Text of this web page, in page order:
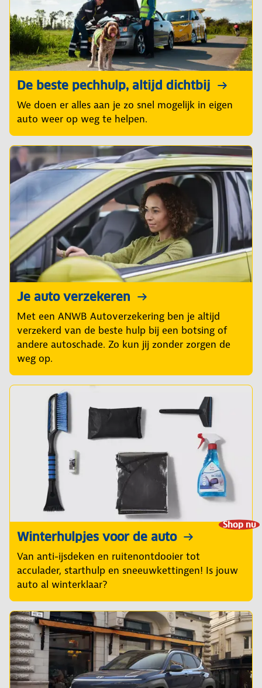
De beste pechhulp, altijd dichtbij
We doen er alles aan je zo snel mogelijk in eigen
auto weer op weg te helpen.
Je auto verzekeren
Met een ANWB Autoverzekering ben je altijd
verzekerd van de beste hulp bij een botsing of
andere autoschade. Zo kun jij zonder zorgen de
weg op.
Shop nu
Winterhulpjes voor de auto
Van anti-ijsdeken en ruitenontdooier tot
acculader, starthulp en sneeuwkettingen! Is jouw
auto al winterklaar?